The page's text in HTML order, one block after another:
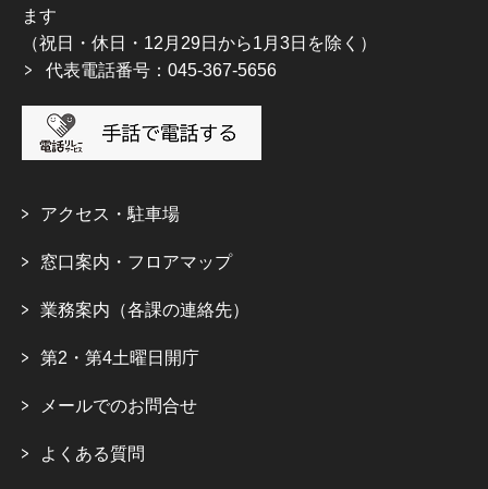
ます
（祝日・休日・12月29日から1月3日を除く）
代表電話番号：045-367-5656
アクセス・駐車場
窓口案内・フロアマップ
業務案内（各課の連絡先）
第2・第4土曜日開庁
メールでのお問合せ
よくある質問